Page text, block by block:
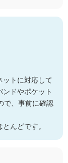
ットに対応して
ドやポケット
で、事前に確認
んどです。